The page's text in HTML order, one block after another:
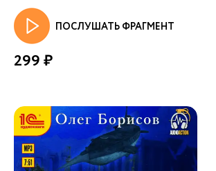
ПОСЛУШАТЬ ФРАГМЕНТ
299 ₽